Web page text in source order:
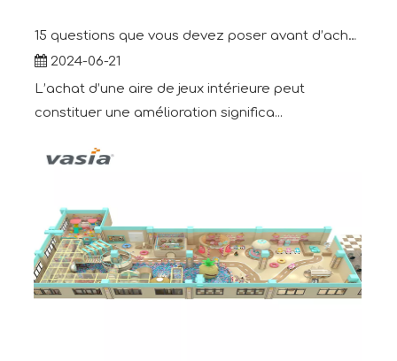
15 questions que vous devez poser avant d’acheter une aire de jeux intérieure
2024-06-21
L’achat d’une aire de jeux intérieure peut
constituer une amélioration significa...